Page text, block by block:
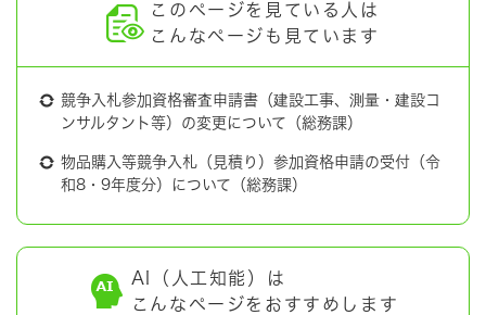
このページを見ている人は
こんなページも見ています
競争入札参加資格審査申請書（建設工事、測量・建設コ
ンサルタント等）の変更について（総務課）
物品購入等競争入札（見積り）参加資格申請の受付（令
和8・9年度分）について（総務課）
AI（人工知能）は
こんなページをおすすめします